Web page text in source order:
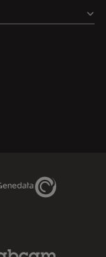
Genedata Link